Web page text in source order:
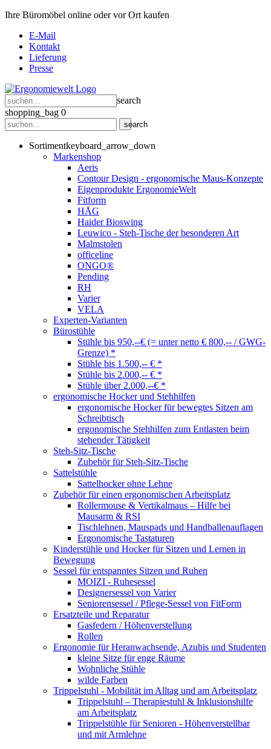
Ihre Büromöbel online oder vor Ort kaufen
E-Mail
Kontakt
Lieferung
Presse
search
shopping_bag 0
search
Sortimentkeyboard_arrow_down
Markenshop
Aeris
Contour Design - ergonomische Maus-Konzepte
Eigenprodukte ErgonomieWelt
Fitform
HÅG
Haider Bioswing
Leuwico - Steh-Tische der besonderen Art
Malmstolen
officeline
ONGO®
Pending
RH
Varier
VELA
Experten-Varianten
Bürostühle
Stühle bis 950,--€ (= unter netto € 800,-- / GWG-
Grenze) *
Stühle bis 1.500,-- € *
Stühle bis 2.000,-- € *
Stühle über 2.000,--€ *
ergonomische Hocker und Stehhilfen
ergonomische Hocker für bewegtes Sitzen am
Schreibtisch
ergonomische Stehhilfen zum Entlasten beim
stehender Tätigkeit
Steh-Sitz-Tische
Zubehör für Steh-Sitz-Tische
Sattelstühle
Sattelhocker ohne Lehne
Zubehör für einen ergonomischen Arbeitsplatz
Rollermouse & Vertikalmaus – Hilfe bei
Mausarm & RSI
Tischlehnen, Mauspads und Handballenauflagen
Ergonomische Tastaturen
Kinderstühle und Hocker für Sitzen und Lernen in
Bewegung
Sessel für entspanntes Sitzen und Ruhen
MOIZI - Ruhesessel
Designersessel von Varier
Seniorensessel / Pflege-Sessel von FitForm
Ersatzteile und Reparatur
Gasfedern / Höhenverstellung
Rollen
Ergonomie für Heranwachsende, Azubis und Studenten
kleine Sitze für enge Räume
Wohnliche Stühle
wilde Farben
Trippelstuhl - Mobilität im Alltag und am Arbeitsplatz
Trippelstuhl – Therapiestuhl & Inklusionshilfe
am Arbeitsplatz
Trippelstühle für Senioren - Höhenverstellbar
und mit Armlehne